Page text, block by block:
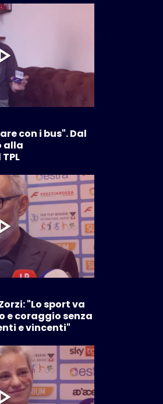
con i bus". Dal
alla
"Lo sport va
e coraggio senza
e vincenti"